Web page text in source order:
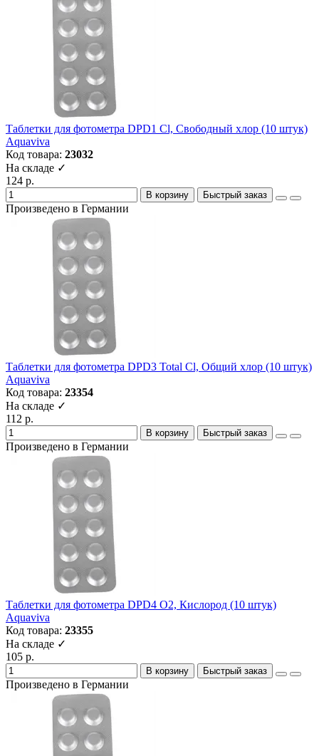
Таблетки для фотометра DPD1 Cl, Свободный хлор (10 штук)
Aquaviva
Код товара: 23032
На складе ✓
124 р.
В корзину Быстрый заказ
Произведено в Германии
Таблетки для фотометра DPD3 Total Cl, Общий хлор (10 штук)
Aquaviva
Код товара: 23354
На складе ✓
112 р.
В корзину Быстрый заказ
Произведено в Германии
Таблетки для фотометра DPD4 O2, Кислород (10 штук)
Aquaviva
Код товара: 23355
На складе ✓
105 р.
В корзину Быстрый заказ
Произведено в Германии